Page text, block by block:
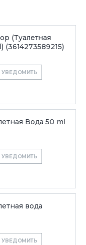
(Туалетная
(3614273589215)
УВЕДОМИТЬ
Вода 50 ml
УВЕДОМИТЬ
вода
УВЕДОМИТЬ